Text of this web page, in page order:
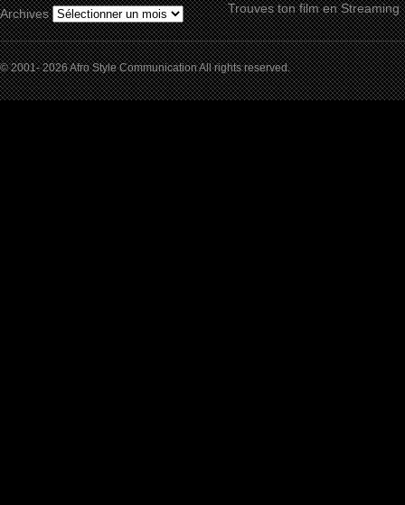
Archives
Trouves ton film en Streaming
© 2001- 2026 Afro Style Communication All rights reserved.